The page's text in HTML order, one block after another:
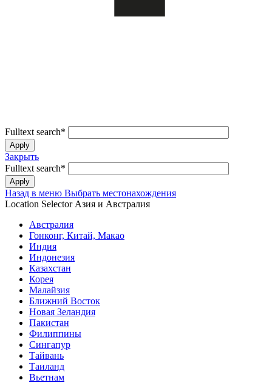
Fulltext search*
Закрыть
Fulltext search*
Назад в меню Выбрать местонахождения
Location Selector Азия и Австралия
Австралия
Гонконг, Китай, Макао
Индия
Индонезия
Казахстан
Корея
Малайзия
Ближний Восток
Новая Зеландия
Пакистан
Филиппины
Сингапур
Тайвань
Таиланд
Вьетнам